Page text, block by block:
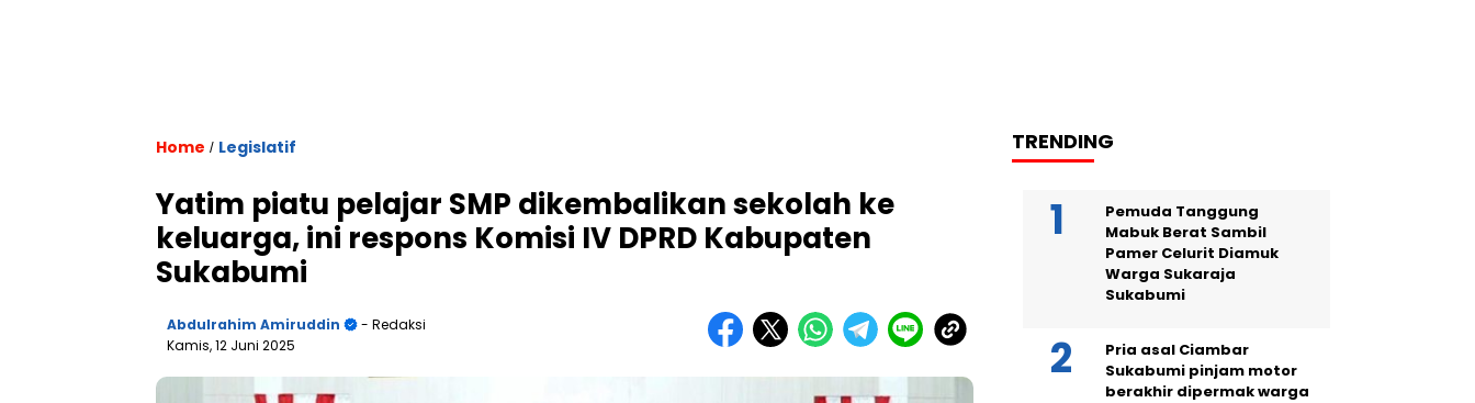
Home / Legislatif
Yatim piatu pelajar SMP dikembalikan sekolah ke
keluarga, ini respons Komisi IV DPRD Kabupaten
Sukabumi
Abdulrahim Amiruddin
- Redaksi
Kamis, 12 Juni 2025
TRENDING
Pemuda Tanggung
Mabuk Berat Sambil
Pamer Celurit Diamuk
Warga Sukaraja
Sukabumi
Pria asal Ciambar
Sukabumi pinjam motor
berakhir dipermak warga